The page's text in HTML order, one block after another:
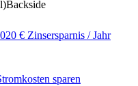
Backside
€ Zinsersparnis / Jahr
sparen